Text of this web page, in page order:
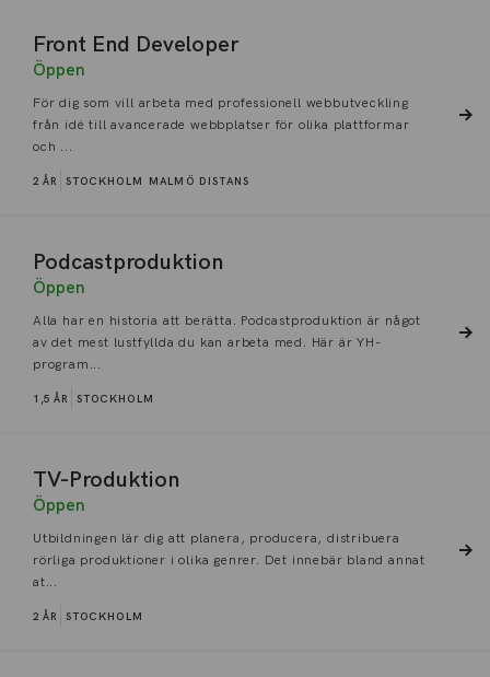
Front End Developer
Öppen
För dig som vill arbeta med professionell webbutveckling
från idé till avancerade webbplatser för olika plattformar
och ...
2 ÅR STOCKHOLM MALMÖ DISTANS
Podcastproduktion
Öppen
Alla har en historia att berätta. Podcastproduktion är något
av det mest lustfyllda du kan arbeta med. Här är YH-
program...
1,5 ÅR STOCKHOLM
TV-Produktion
Öppen
Utbildningen lär dig att planera, producera, distribuera
rörliga produktioner i olika genrer. Det innebär bland annat
at...
2 ÅR STOCKHOLM